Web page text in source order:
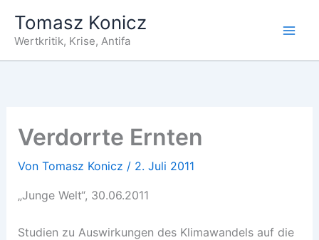
Inhalt
springen
Tomasz Konicz
Wertkritik, Krise, Antifa
Verdorrte Ernten
Von Tomasz Konicz / 2. Juli 2011
„Junge Welt“, 30.06.2011
Studien zu Auswirkungen des Klimawandels auf die